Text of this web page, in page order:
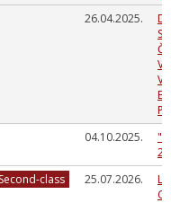
26.04.2025.
04.10.2025.
Second-class 25.07.2026.